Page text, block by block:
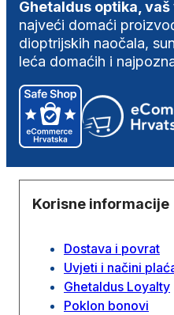
Ghetaldus optika,
najveći domaći
dioptrijskih naočala,
leća domaćih i
Korisne informacije
Dostava i povrat
Uvjeti i načini
Ghetaldus Loyalty
Poklon bonovi